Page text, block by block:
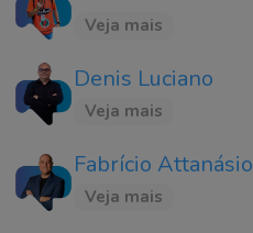
Veja mais
Denis Luciano
Veja mais
Fabrício Attanásio
Veja mais